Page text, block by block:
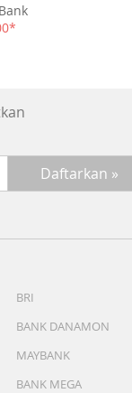
BRI
BANK DANAMON
MAYBANK
BANK MEGA